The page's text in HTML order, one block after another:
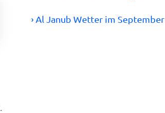
› Al Janub Wetter im September